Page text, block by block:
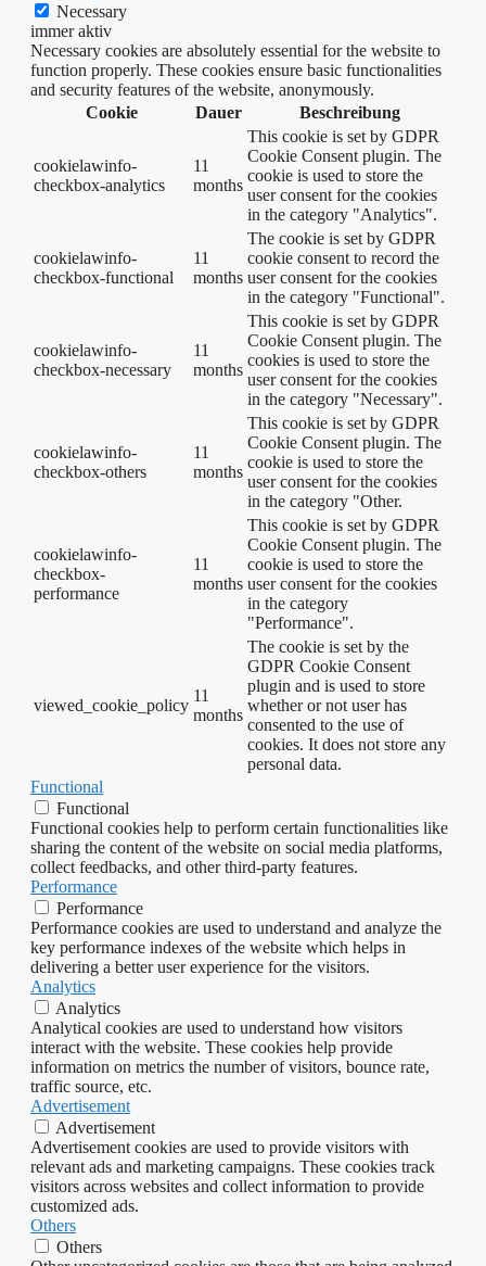
Necessary
immer aktiv
Necessary cookies are absolutely essential for the website to
function properly. These cookies ensure basic functionalities
and security features of the website, anonymously.
Cookie
Dauer Beschreibung
cookielawinfo-
checkbox-analytics
11
months
This cookie is set by GDPR
Cookie Consent plugin. The
cookie is used to store the
user consent for the cookies
in the category "Analytics".
cookielawinfo-
checkbox-functional
11
months
The cookie is set by GDPR
cookie consent to record the
user consent for the cookies
in the category "Functional".
cookielawinfo-
checkbox-necessary
11
months
This cookie is set by GDPR
Cookie Consent plugin. The
cookies is used to store the
user consent for the cookies
in the category "Necessary".
cookielawinfo-
checkbox-others
11
months
This cookie is set by GDPR
Cookie Consent plugin. The
cookie is used to store the
user consent for the cookies
in the category "Other.
cookielawinfo-
checkbox-
performance
11
months
This cookie is set by GDPR
Cookie Consent plugin. The
cookie is used to store the
user consent for the cookies
in the category
"Performance".
viewed_cookie_policy
11
months
The cookie is set by the
GDPR Cookie Consent
plugin and is used to store
whether or not user has
consented to the use of
cookies. It does not store any
personal data.
Functional
Functional
Functional cookies help to perform certain functionalities like
sharing the content of the website on social media platforms,
collect feedbacks, and other third-party features.
Performance
Performance
Performance cookies are used to understand and analyze the
key performance indexes of the website which helps in
delivering a better user experience for the visitors.
Analytics
Analytics
Analytical cookies are used to understand how visitors
interact with the website. These cookies help provide
information on metrics the number of visitors, bounce rate,
traffic source, etc.
Advertisement
Advertisement
Advertisement cookies are used to provide visitors with
relevant ads and marketing campaigns. These cookies track
visitors across websites and collect information to provide
customized ads.
Others
Others